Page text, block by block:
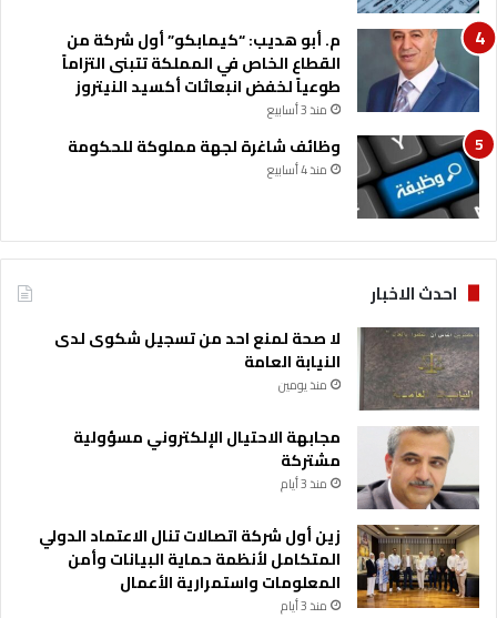
م. أبو هديب: “كيمابكو” أول شركة من
القطاع الخاص في المملكة تتبنى التزاماً
طوعياً لخفض انبعاثات أكسيد النيتروز
منذ 3 أسابيع
وظائف شاغرة لجهة مملوكة للحكومة
منذ 4 أسابيع
احدث الاخبار
لا صحة لمنع احد من تسجيل شكوى لدى
النيابة العامة
منذ يومين
مجابهة الاحتيال الإلكتروني مسؤولية
مشتركة
منذ 3 أيام
زين أول شركة اتصالات تنال الاعتماد الدولي
المتكامل لأنظمة حماية البيانات وأمن
المعلومات واستمرارية الأعمال
منذ 3 أيام